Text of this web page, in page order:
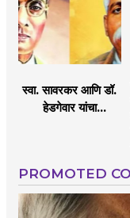
स्वा. सावरकर आणि डॉ.
हेडगेवार यांचा